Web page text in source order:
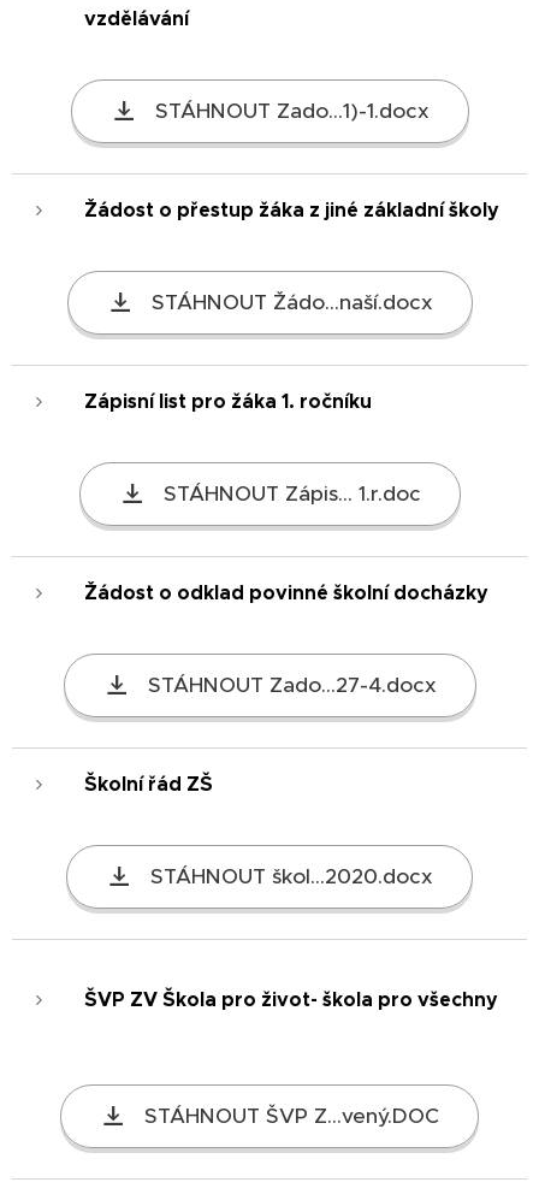
vzdělávání
STÁHNOUT Zado...1)-1.docx
Žádost o přestup žáka z jiné základní školy
STÁHNOUT Žádo...naší.docx
Zápisní list pro žáka 1. ročníku
STÁHNOUT Zápis... 1.r.doc
Žádost o odklad povinné školní docházky
STÁHNOUT Zado...27-4.docx
Školní řád ZŠ
STÁHNOUT škol...2020.docx
ŠVP ZV Škola pro život- škola pro všechny
STÁHNOUT ŠVP Z...vený.DOC